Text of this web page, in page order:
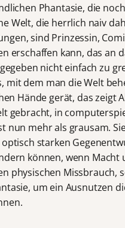
Phantasie, die
Welt, die herrlich naiv
sind Prinzessin,
erschaffen kann, das an
nicht einfach zu
mit dem man die Welt
Hände gerät, das zeigt
gebracht, in
nun mehr als grausam.
starken
können, wenn Macht
physischen Missbrauch,
um ein Ausnutzen